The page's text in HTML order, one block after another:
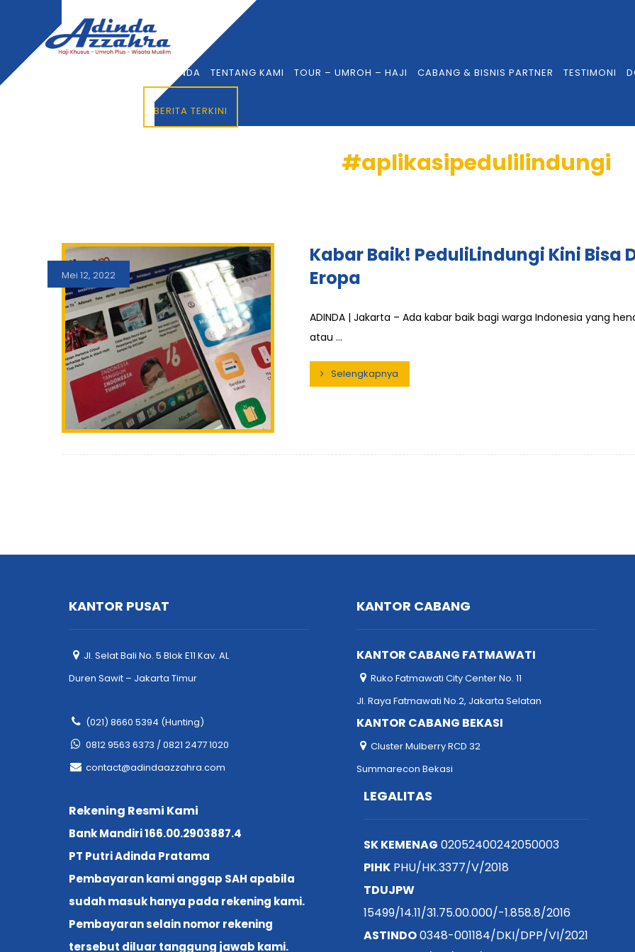
BERANDA TENTANG KAMI TOUR – UMROH – HAJI CABANG & BISNIS PARTNER TESTIMONI
BERITA TERKINI
#aplikasipedulilindungi
Kabar Baik! PeduliLindungi Kini Bisa
Eropa
Mei 12, 2022
ADINDA | Jakarta – Ada kabar baik bagi warga Indonesia yang
atau ...
Selengkapnya
KANTOR PUSAT
Jl. Selat Bali No. 5 Blok E11 Kav. AL
Duren Sawit – Jakarta Timur
(021) 8660 5394 (Hunting)
0812 9563 6373 / 0821 2477 1020
contact@adindaazzahra.com
Rekening Resmi Kami
Bank Mandiri 166.00.2903887.4
PT Putri Adinda Pratama
Pembayaran kami anggap SAH apabila
sudah masuk hanya pada rekening kami.
Pembayaran selain nomor rekening
tersebut diluar tanggung jawab kami.
KANTOR CABANG
KANTOR CABANG FATMAWATI
Ruko Fatmawati City Center No. 11
Jl. Raya Fatmawati No.2, Jakarta Selatan
KANTOR CABANG BEKASI
Cluster Mulberry RCD 32
Summarecon Bekasi
LEGALITAS
SK KEMENAG 02052400242050003
PIHKPHU/HK.3377/V/2018
TDUJPW
15499/14.11/31.75.00.000/-1.858.8/2016
ASTINDO0348-001184/DKI/DPP/VI/2021